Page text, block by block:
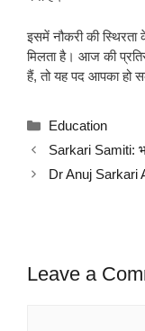
इसमें नौकरी की
मिलता है। आज की
हैं, तो यह पद आपका हो
Categories
Education
Sarkari Samiti:
Dr Anuj Sarkari
Leave a